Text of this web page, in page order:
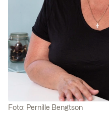
Foto: Pernille Bengtson